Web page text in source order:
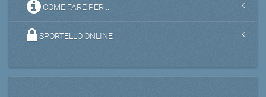
COME FARE PER...
SPORTELLO ONLINE